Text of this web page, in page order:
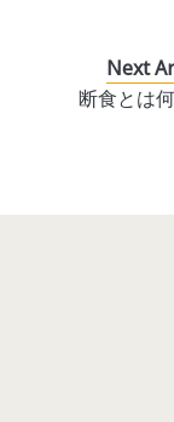
Next
断食とは